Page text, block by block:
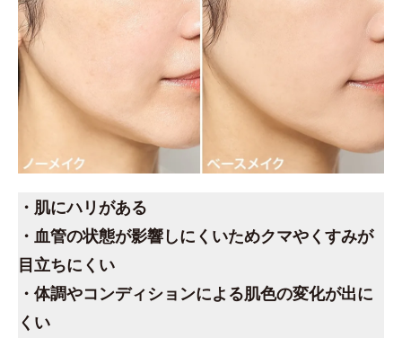
・肌にハリがある
・血管の状態が影響しにくいためクマやくすみが
目立ちにくい
・体調やコンディションによる肌色の変化が出に
くい